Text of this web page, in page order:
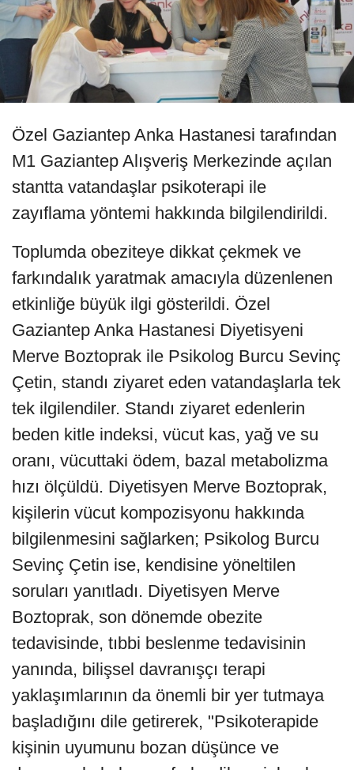
Özel Gaziantep Anka Hastanesi tarafından
M1 Gaziantep Alışveriş Merkezinde açılan
stantta vatandaşlar psikoterapi ile
zayıflama yöntemi hakkında bilgilendirildi.
Toplumda obeziteye dikkat çekmek ve
farkındalık yaratmak amacıyla düzenlenen
etkinliğe büyük ilgi gösterildi. Özel
Gaziantep Anka Hastanesi Diyetisyeni
Merve Boztoprak ile Psikolog Burcu Sevinç
Çetin, standı ziyaret eden vatandaşlarla tek
tek ilgilendiler. Standı ziyaret edenlerin
beden kitle indeksi, vücut kas, yağ ve su
oranı, vücuttaki ödem, bazal metabolizma
hızı ölçüldü. Diyetisyen Merve Boztoprak,
kişilerin vücut kompozisyonu hakkında
bilgilenmesini sağlarken; Psikolog Burcu
Sevinç Çetin ise, kendisine yöneltilen
soruları yanıtladı. Diyetisyen Merve
Boztoprak, son dönemde obezite
tedavisinde, tıbbi beslenme tedavisinin
yanında, bilişsel davranışçı terapi
yaklaşımlarının da önemli bir yer tutmaya
başladığını dile getirerek, "Psikoterapide
kişinin uyumunu bozan düşünce ve